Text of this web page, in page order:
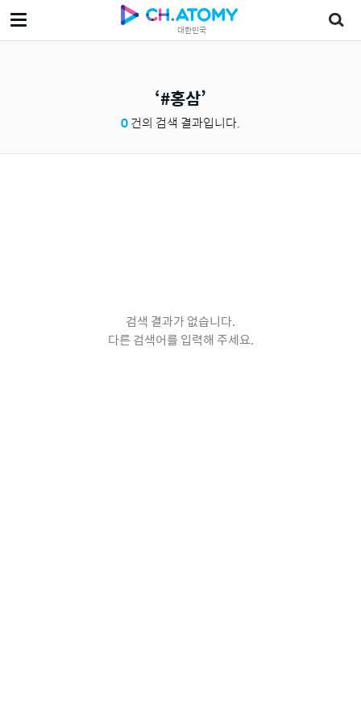
대한민국
#홍삼
0건의 검색 결과입니다.
검색 결과가 없습니다.
다른 검색어를 입력해 주세요.